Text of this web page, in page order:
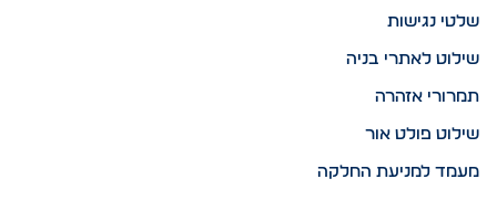
שלטי נגישות
שילוט לאתרי בניה
תמרורי אזהרה
שילוט פולט אור
מעמד למניעת החלקה